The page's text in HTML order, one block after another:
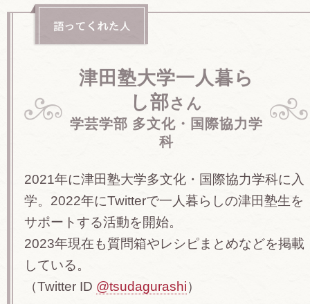
津田塾大学一人暮ら
し部さん
学芸学部 多文化・国際協力学
科
2021年に津田塾大学多文化・国際協力学科に入
学。2022年にTwitterで一人暮らしの津田塾生を
サポートする活動を開始。
2023年現在も質問箱やレシピまとめなどを掲載
している。
（Twitter ID @tsudagurashi）